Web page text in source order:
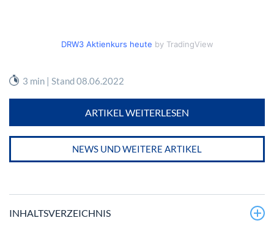
DRW3 Aktienkurs heute by TradingView
3 min | Stand 08.06.2022
ARTIKEL WEITERLESEN
NEWS UND WEITERE ARTIKEL
INHALTSVERZEICHNIS